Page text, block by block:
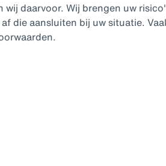
daarvoor. Wij brengen uw
die aansluiten bij uw situatie.